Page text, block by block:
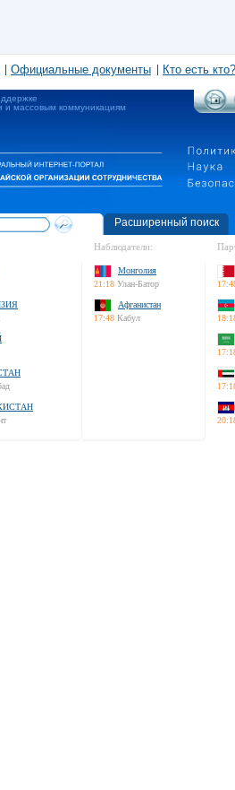
Официальные документы Кто есть кто?
и массовым коммуникациям
Расширенный поиск
Наблюдатели:
Монголия
21:18 Улан-Батор
Афганистан
17:48 Кабул